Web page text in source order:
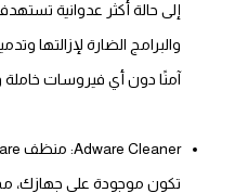
إلى حالة أكثر عدوانية
والبرامج الضارة لإزالتها
آمنًا دون أي فيروسات
تكون موجودة على جهازك،